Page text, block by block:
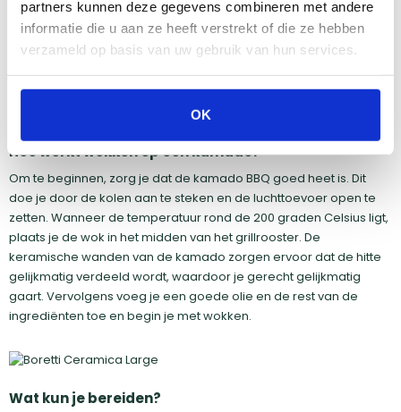
partners kunnen deze gegevens combineren met andere
informatie die u aan ze heeft verstrekt of die ze hebben
verzameld op basis van uw gebruik van hun services.
OK
handschoenente dragen voor je eigen veiligheid. Zorg er ook
voor dat je genoeg kolen hebt. Om te kunnen wokken moet de
barbecue een hoge temperatuur zijn en deze temperatuur
Hoe werkt wokken op een kamado?
Om te beginnen, zorg je dat de kamado BBQ goed heet is. Dit
doe je door de kolen aan te steken en de luchttoevoer open te
zetten. Wanneer de temperatuur rond de 200 graden Celsius ligt,
plaats je de wok in het midden van het grillrooster. De
keramische wanden van de kamado zorgen ervoor dat de hitte
gelijkmatig verdeeld wordt, waardoor je gerecht gelijkmatig
gaart. Vervolgens voeg je een goede olie en de rest van de
ingrediënten toe en begin je met wokken.
Wat kun je bereiden?